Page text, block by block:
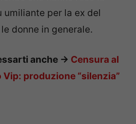
umiliante per la ex del
donne in generale.
anche -> Censura al
Vip: produzione “silenzia”